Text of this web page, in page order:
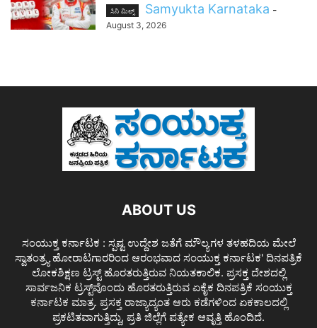
ಸಿನಿ ಮಿಲ್ಸ್ Samyukta Karnataka -
August 3, 2026
ABOUT US
ಸಂಯುಕ್ತ ಕರ್ನಾಟಕ : ಸ್ಪಷ್ಟ ಉದ್ದೇಶ ಜತೆಗೆ ಮೌಲ್ಯಗಳ ತಳಹದಿಯ ಮೇಲೆ
ಸ್ವಾತಂತ್ರ್ಯ ಹೋರಾಟಗಾರರಿಂದ ಆರಂಭವಾದ ಸಂಯುಕ್ತ ಕರ್ನಾಟಕ' ದಿನಪತ್ರಿಕೆ
ಲೋಕಶಿಕ್ಷಣ ಟ್ರಸ್ಟ್ ಹೊರತರುತ್ತಿರುವ ನಿಯತಕಾಲಿಕ. ಪ್ರಸಕ್ತ ದೇಶದಲ್ಲಿ
ಸಾರ್ವಜನಿಕ ಟ್ರಸ್ಟ್‌ವೊಂದು ಹೊರತರುತ್ತಿರುವ ಏಕೈಕ ದಿನಪತ್ರಿಕೆ ಸಂಯುಕ್ತ
ಕರ್ನಾಟಕ ಮಾತ್ರ. ಪ್ರಸಕ್ತ ರಾಜ್ಯಾದ್ಯಂತ ಆರು ಕಡೆಗಳಿಂದ ಏಕಕಾಲದಲ್ಲಿ
ಪ್ರಕಟಿತವಾಗುತ್ತಿದ್ದು, ಪ್ರತಿ ಜಿಲ್ಲೆಗೆ ಪತ್ಯೇಕ ಆವೃತ್ತಿ ಹೊಂದಿದೆ.